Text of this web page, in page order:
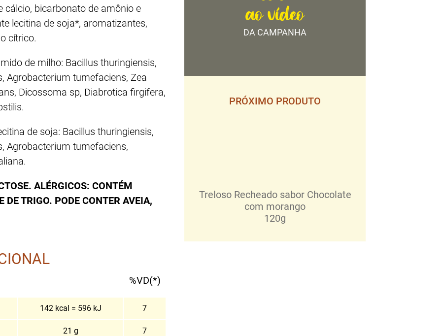
bicarbonato de amônio e
lecitina de soja*, aromatizantes,
cítrico.
de milho: Bacillus thuringiensis,
Agrobacterium tumefaciens, Zea
Dicossoma sp, Diabrotica firgifera,
de soja: Bacillus thuringiensis,
Agrobacterium tumefaciens,
ALÉRGICOS: CONTÉM
DE TRIGO. PODE CONTER AVEIA,
%VD(*)
142 kcal = 596 kJ 7
21 g 7
ao vídeo
DA CAMPANHA
PRÓXIMO PRODUTO
Treloso Recheado sabor Chocolate
com morango
120g